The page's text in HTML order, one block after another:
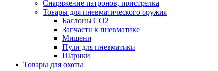
Снаряжение патронов, пристрелка
Товары для пневматического оружия
Баллоны СО2
Запчасти к пневматике
Мишени
Пули для пневматики
Шарики
Товары для охоты